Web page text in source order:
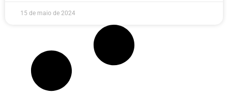
15 de maio de 2024